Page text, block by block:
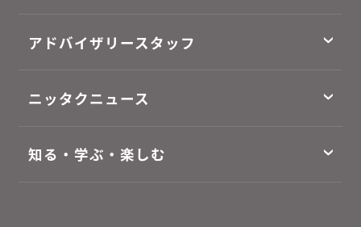
アドバイザリースタッフ
ニッタクニュース
知る・学ぶ・楽しむ